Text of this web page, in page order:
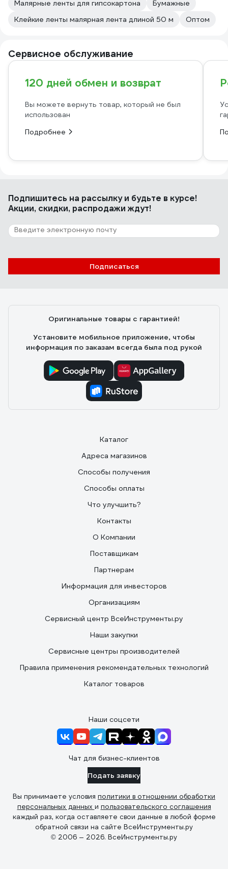
Малярные ленты для гипсокартона
Бумажные
Клейкие ленты малярная лента длиной 50 м
Оптом
Сервисное обслуживание
120 дней обмен и возврат
Вы можете вернуть товар, который не был
использован
Подробнее
Подпишитесь на рассылкуи будьте в курсе!
Акции, скидки, распродажи ждут!
Подписаться
Оригинальные товары с гарантией!
Установите мобильное приложение, чтобы
информация по заказам всегда была под рукой
Каталог
Адреса магазинов
Способы получения
Способы оплаты
Что улучшить?
Контакты
О Компании
Поставщикам
Партнерам
Информация для инвесторов
Организациям
Сервисный центр ВсеИнструменты.ру
Наши закупки
Сервисные центры производителей
Правила применения рекомендательных технологий
Каталог товаров
Наши соцсети
Чат для бизнес-клиентов
Подать заявку
Вы принимаете условия политики в отношении обработки
персональных данных и пользовательского соглашения
каждый раз, когда оставляете свои данные в любой форме
обратной связи на сайте ВсеИнструменты.ру
© 2006 — 2026. ВсеИнструменты.ру